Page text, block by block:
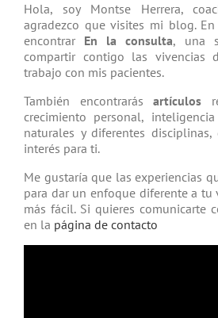
Hola, soy Montse Herrera,
agradezco que visites mi blog.
encontrar En la consulta, una
compartir contigo las
trabajo con mis pacientes.
También encontrarásartículos
crecimiento personal,
natu­rales y diferentes
interés para ti.
Me gustaría que las experiencias
para dar un enfoque diferente a
más fácil. Si quieres comunicarte
en la página de contacto